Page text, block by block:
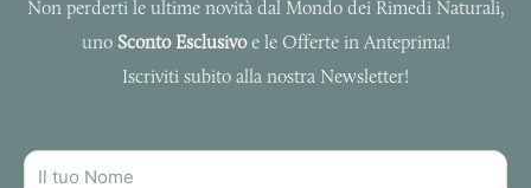
Non perderti le ultime novità dal Mondo dei Rimedi Naturali,
uno Sconto Esclusivoe le Offerte in Anteprima!
Iscriviti subito alla nostra Newsletter!
NOME